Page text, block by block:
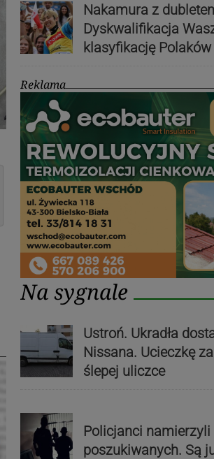
Nakamura z
Dyskwalifikacja
klasyfikację Polaków
Reklama
Na sygnale
Ustroń. Ukradła
Nissana. Ucieczkę
ślepej uliczce
Policjanci namierzyli
poszukiwanych. Są